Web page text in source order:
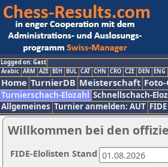
Logged on: Gast
Arabic ARM AZE BIH BUL CAT CHN CRO CZE DEN ENG
Home TurnierDB Meisterschaft
Turnierschach-Elozahl Schnellschach-
Allgemeines Turnier anmelden: AUT FIDE
Willkommen bei den
FIDE-Elolisten Stand